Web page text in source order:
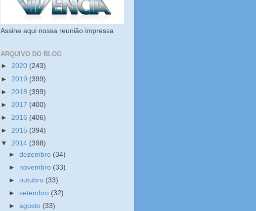
Assine aqui nossa reunião impressa
ARQUIVO DO BLOG
► 2020 (243)
► 2019 (399)
► 2018 (399)
► 2017 (400)
► 2016 (406)
► 2015 (394)
▼ 2014 (398)
►dezembro (34)
► novembro (33)
►outubro (33)
►setembro (32)
►agosto (33)